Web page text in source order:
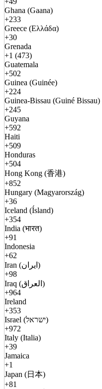
Ghana (Gaana)
+233
Greece (Ελλάδα)
+30
Grenada
+1 (473)
Guatemala
+502
Guinea (Guinée)
+224
Guinea-Bissau (Guiné Bissau)
+245
Guyana
+592
Haiti
+509
Honduras
+504
Hong Kong (香港)
+852
Hungary (Magyarország)
+36
Iceland (Ísland)
+354
India (भारत)
+91
Indonesia
+62
Iran (ایران)
+98
Iraq (العراق)
+964
Ireland
+353
Israel (ישראל)
+972
Italy (Italia)
+39
Jamaica
+1
Japan (日本)
+81